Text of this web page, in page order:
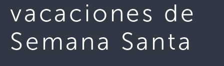
vacaciones de
Semana Santa